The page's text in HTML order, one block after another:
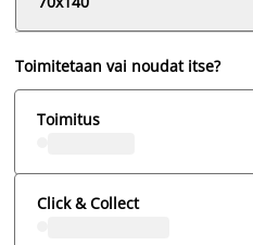
Toimitetaan vai noudat itse?
Toimitus
Click & Collect